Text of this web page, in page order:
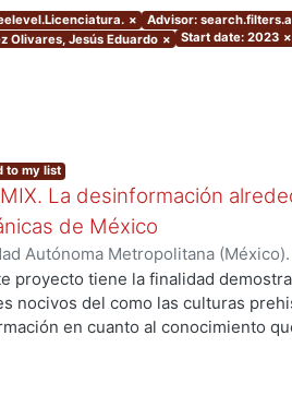
× Advisor:
Olivares, Jesús Eduardo × Start date: 2023 ×
to my list
La desinformación
de México
Autónoma Metropolitana
de Información.,2023-10 )
proyecto tiene la finalidad
nocivos del como las culturas
en cuanto al conocimiento